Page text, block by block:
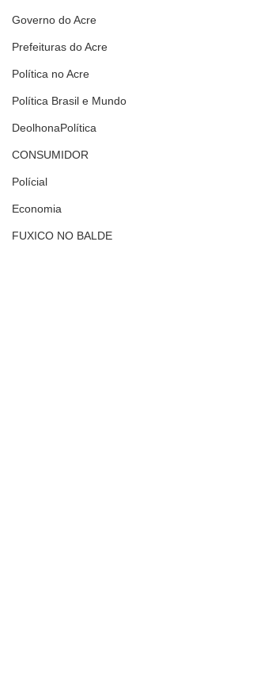
Governo do Acre
Prefeituras do Acre
Política no Acre
Política Brasil e Mundo
DeolhonaPolítica
CONSUMIDOR
Polícial
Economia
FUXICO NO BALDE